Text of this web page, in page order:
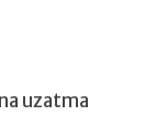
uzatma